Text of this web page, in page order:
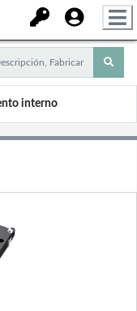
interno